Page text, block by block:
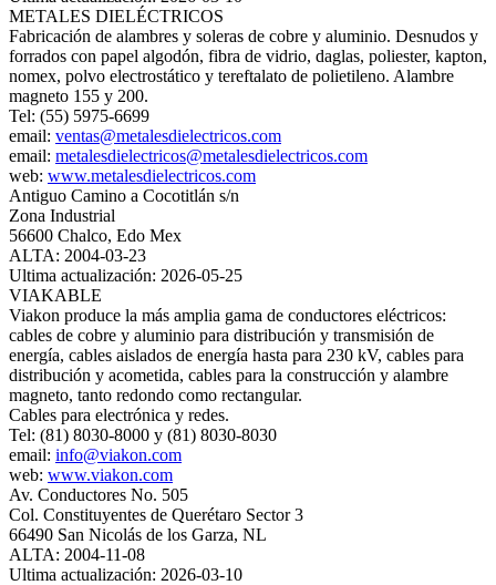
METALES DIELÉCTRICOS
Fabricación de alambres y soleras de cobre y aluminio. Desnudos y
forrados con papel algodón, fibra de vidrio, daglas, poliester, kapton,
nomex, polvo electrostático y tereftalato de polietileno. Alambre
magneto 155 y 200.
Tel: (55) 5975-6699
email: ventas@metalesdielectricos.com
email: metalesdielectricos@metalesdielectricos.com
web: www.metalesdielectricos.com
Antiguo Camino a Cocotitlán s/n
Zona Industrial
56600 Chalco, Edo Mex
ALTA: 2004-03-23
Ultima actualización: 2026-05-25
VIAKABLE
Viakon produce la más amplia gama de conductores eléctricos:
cables de cobre y aluminio para distribución y transmisión de
energía, cables aislados de energía hasta para 230 kV, cables para
distribución y acometida, cables para la construcción y alambre
magneto, tanto redondo como rectangular.
Cables para electrónica y redes.
Tel: (81) 8030-8000 y (81) 8030-8030
email: info@viakon.com
web: www.viakon.com
Av. Conductores No. 505
Col. Constituyentes de Querétaro Sector 3
66490 San Nicolás de los Garza, NL
ALTA: 2004-11-08
Ultima actualización: 2026-03-10